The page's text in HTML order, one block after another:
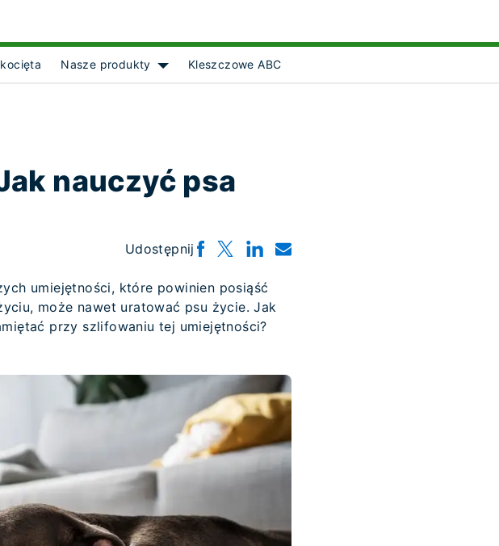
Nasze produkty
Kleszczowe ABC
nauczyć psa
Udostępnij
umiejętności, które powinien posiąść
może nawet uratować psu życie. Jak
przy szlifowaniu tej umiejętności?